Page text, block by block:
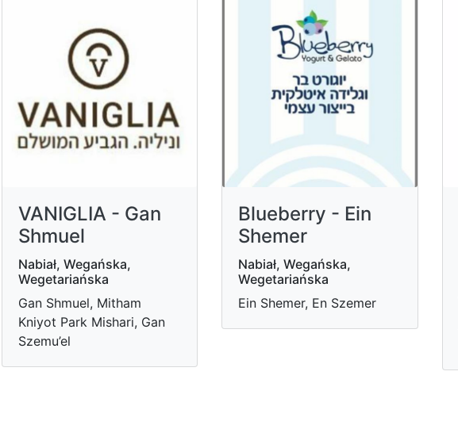
VANIGLIA - Gan
Shmuel
Nabiał, Wegańska,
Wegetariańska
Gan Shmuel, Mitham
Kniyot Park Mishari, Gan
Szemu’el
Blueberry - Ein
Shemer
Nabiał, Wegańska,
Wegetariańska
Ein Shemer, En Szemer